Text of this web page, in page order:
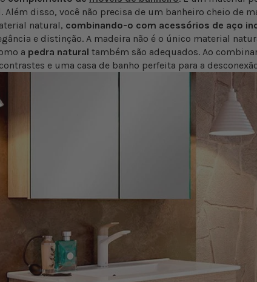
Além disso, você não precisa de um banheiro cheio de
natural, combinando-o com acessórios de aço
e distinção. A madeira não é o único material
a pedra natural também são adequados. Ao
e uma casa de banho perfeita para a